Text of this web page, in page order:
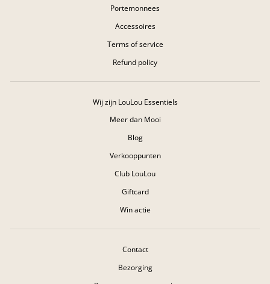
Portemonnees
Accessoires
Terms of service
Refund policy
Wij zijn LouLou Essentiels
Meer dan Mooi
Blog
Verkooppunten
Club LouLou
Giftcard
Win actie
Contact
Bezorging